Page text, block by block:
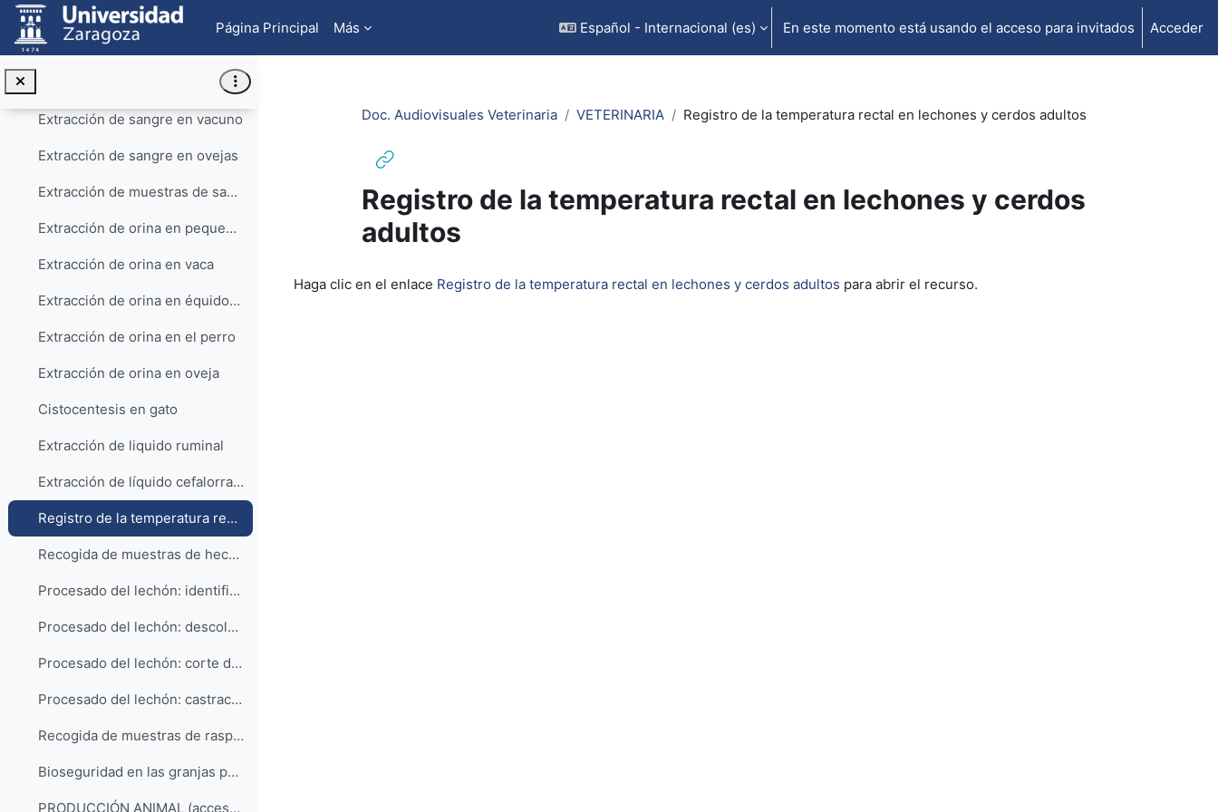
Salta al contenido principal
Página Principal
Más Español - Internacional ‎(es)‎ En este momento está usando el acceso para invitados Acceder
Extracción de sangre en perro
Extracción de sangre en vacuno
Extracción de sangre en ovejas
Extracción de muestras de sangre en lechones y cerdos adultos
Extracción de orina en pequeños animales
Extracción de orina en vaca
Extracción de orina en équidos HD
Extracción de orina en el perro
Extracción de orina en oveja
Cistocentesis en gato
Extracción de liquido ruminal
Extracción de líquido cefalorraquídeo (LCR) en la oveja
Registro de la temperatura rectal en lechones y cerdos adultos
Recogida de muestras de heces en el lechón
Procesado del lechón: identificación y aplicación de productos profilácticos
Procesado del lechón: descolmillado
Procesado del lechón: corte de la cola
Procesado del lechón: castración
Recogida de muestras de raspados cutáneos en el cerdo
Bioseguridad en las granjas porcinas
PRODUCCIÓN ANIMAL (acceso a la lista de reproducción)
Doc. Audiovisuales Veterinaria VETERINARIA Registro de la temperatura rectal en lechones y cerdos adultos
Registro de la temperatura rectal en lechones y cerdos
adultos
Haga clic en el enlace Registro de la temperatura rectal en lechones y cerdos adultos para abrir el recurso.